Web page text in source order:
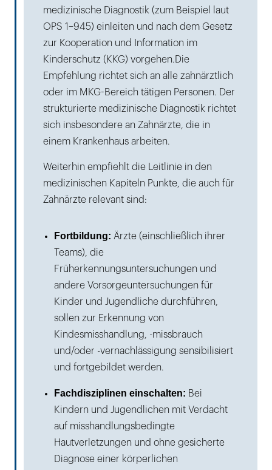
medizinische Diagnostik (zum Beispiel laut
OPS 1–945) einleiten und nach dem Gesetz
zur Kooperation und Information im
Kinderschutz (KKG) vorgehen.Die
Empfehlung richtet sich an alle zahnärztlich
oder im MKG-Bereich tätigen Personen. Der
strukturierte medizinische Diagnostik richtet
sich insbesondere an Zahnärzte, die in
einem Krankenhaus arbeiten.
Weiterhin empfiehlt die Leitlinie in den
medizinischen Kapiteln Punkte, die auch für
Zahnärzte relevant sind:
Fortbildung: Ärzte (einschließlich ihrer
Teams), die
Früherkennungsuntersuchungen und
andere Vorsorgeuntersuchungen für
Kinder und Jugendliche durchführen,
sollen zur Erkennung von
Kindesmisshandlung, -missbrauch
und/oder -vernachlässigung sensibilisiert
und fortgebildet werden.
Fachdisziplinen einschalten: Bei
Kindern und Jugendlichen mit Verdacht
auf misshandlungsbedingte
Hautverletzungen und ohne gesicherte
Diagnose einer körperlichen